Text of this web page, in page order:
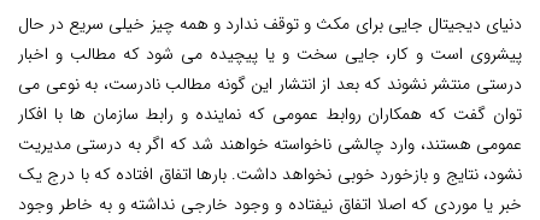
دنیای دیجیتال جایی برای مکث و توقف ندارد و همه چیز خیلی سریع در حال
پیشروی است و کار، جایی سخت و یا پیچیده می شود که مطالب و اخبار
درستی منتشر نشوند که بعد از انتشار این گونه مطالب نادرست، به نوعی می
توان گفت که همکاران روابط عمومی که نماینده و رابط سازمان ها با افکار
عمومی هستند، وارد چالشی ناخواسته خواهند شد که اگر به درستی مدیریت
نشود، نتایج و بازخورد خوبی نخواهد داشت. بارها اتفاق افتاده که با درج یک
خبر یا موردی که اصلا اتفاق نیفتاده و وجود خارجی نداشته و به خاطر وجود